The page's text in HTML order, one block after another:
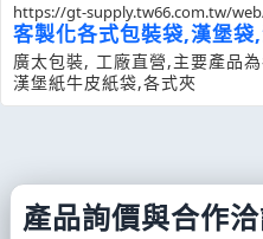
https://gt-supply.tw66.com.tw/web/
客製化各式包裝袋,漢堡
廣太包裝, 工廠直營,主要產品
漢堡紙牛皮紙袋,各式夾
產品詢價與合作